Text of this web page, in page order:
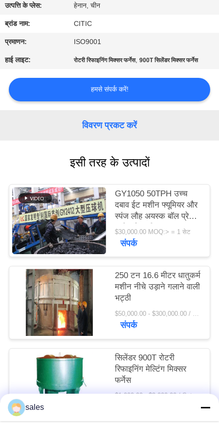
भ्रमण
गुणवत्ता
नियंत्रण
संपर्क
करें
उद्धरण
की
विनती
करे
साइटमैप
PRIVACY
POLICY
उत्पत्ति के प्लेस: हेनान, चीन
ब्रांड नाम: CITIC
प्रमाणन: ISO9001
हाई लाइट: रोटरी रिफाइनिंग मिक्सर फर्नेस,900T सिलेंडर मिक्सर फर्नेस
हमसे संपर्क करें!
विवरण प्रकट करें
इसी तरह के उत्पादों
GY1050 50TPH उच्च
दबाव ईट मशीन फ्यूमियर और
स्पंज लौह अयस्क बॉल प्रेस
मशीन फैक्टरी मूल्य
$30,000.00 MOQ:> = 1 सेट
संपर्क
250 टन 16.6 मीटर धातुकर्म
मशीन नीचे उड़ाने गलाने वाली
भट्ठी
$50,000.00 - $300,000.00 / Set MOQ:1 सेट / सेट
संपर्क
सिलेंडर 900T रोटरी
रिफाइनिंग मेल्टिंग मिक्सर
फर्नेस
$1,000.00 - $2,000.00 / Set MOQ:1 सेट / सेट
sales